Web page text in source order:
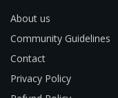
About us
Community Guidelines
Contact
Privacy Policy